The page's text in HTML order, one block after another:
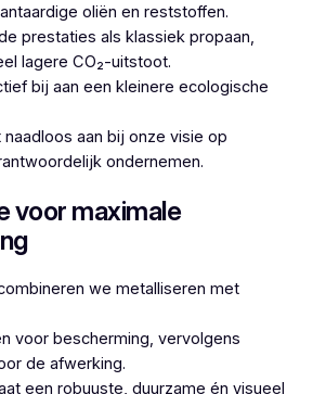
oliën en reststoffen.
prestaties als klassiek propaan,
lagere CO₂-uitstoot.
bij aan een kleinere ecologische
aan bij onze visie op
ondernemen.
voor maximale
we metalliseren met
voor bescherming, vervolgens
de afwerking.
een robuuste, duurzame én visueel